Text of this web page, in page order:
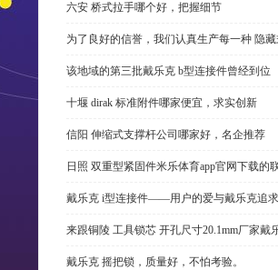
六安 桥式拉手哪个好，把握细节
为了良好的信誉，我们认真生产每一种 隐
该地域的第三批戴乐克 b型连接件曾经到位
十堰 dirak 标准附件哪家便宜，求实创新
信阳 伸缩式支撑杆公司哪家好，名企推荐
日照 双重型紧固件米乐体育app官网下载的
戴乐克 i型连接件——用户的爱与戴乐克追求
来跟铜陵 工具锁芯 开孔尺寸20.1mm厂家
戴乐克 摇把锁，质量好，不怕考验。